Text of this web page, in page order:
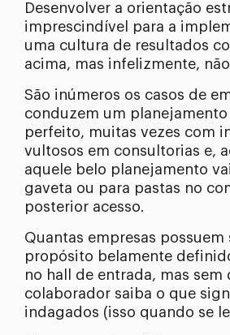
Desenvolver a orientação
imprescindível para a
uma cultura de resultados
acima, mas infelizmente,
São inúmeros os casos de
conduzem um
perfeito, muitas vezes com
vultosos em consultorias e,
aquele belo planejamento
gaveta ou para pastas no
posterior acesso.
Quantas empresas possuem
propósito belamente
no hall de entrada, mas sem
colaborador saiba o que
indagados (isso quando se